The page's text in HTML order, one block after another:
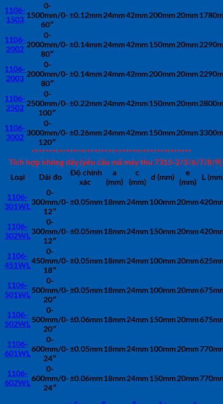
1106-
1503
0-
1500mm/0-
60″
±0.12mm24mm42mm200mm20mm
1106-
2002
0-
2000mm/0-
80″
±0.14mm24mm42mm150mm20mm
1106-
2003
0-
2000mm/0-
80″
±0.14mm24mm42mm200mm20mm
1106-
2502
0-
2500mm/0-
100″
±0.22mm24mm42mm150mm20mm
1106-
3002
0-
3000mm/0-
120″
±0.26mm24mm42mm150mm20mm
**********************************************
Tích hợp không dây (yêu cầu mã máy thu 7315-2/3/6/7/8/9)
Loại
Dải đo
Độ chính
xác
a
(mm)
c
(mm)
d (mm)
e
(mm)
L
1106-
301WL
0-
300mm/0-
12″
±0.05mm18mm24mm100mm20mm
1106-
302WL
0-
300mm/0-
12″
±0.05mm18mm24mm150mm20mm
1106-
451WL
0-
450mm/0-
18″
±0.05mm18mm24mm100mm20mm
1106-
501WL
0-
500mm/0-
20″
±0.05mm18mm24mm100mm20mm
1106-
502WL
0-
500mm/0-
20″
±0.06mm18mm24mm150mm20mm
1106-
601WL
0-
600mm/0-
24″
±0.05mm18mm24mm100mm20mm
1106-
602WL
0-
600mm/0-
24″
±0.06mm18mm24mm150mm20mm